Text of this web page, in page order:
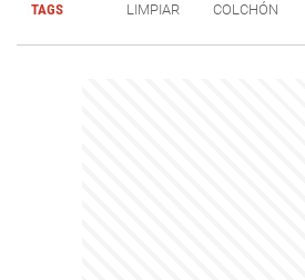
TAGS LIMPIAR COLCHÓN